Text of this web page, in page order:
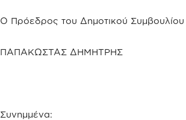
Ο Πρόεδρος του Δημοτικού Συμβουλίου
ΠΑΠΑΚΩΣΤΑΣ ΔΗΜΗΤΡΗΣ
Συνημμένα: